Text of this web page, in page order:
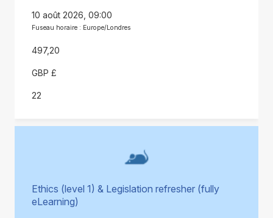
10 août 2026, 09:00
Fuseau horaire : Europe/Londres
497,20
GBP £
22
Ethics (level 1) & Legislation refresher (fully
eLearning)